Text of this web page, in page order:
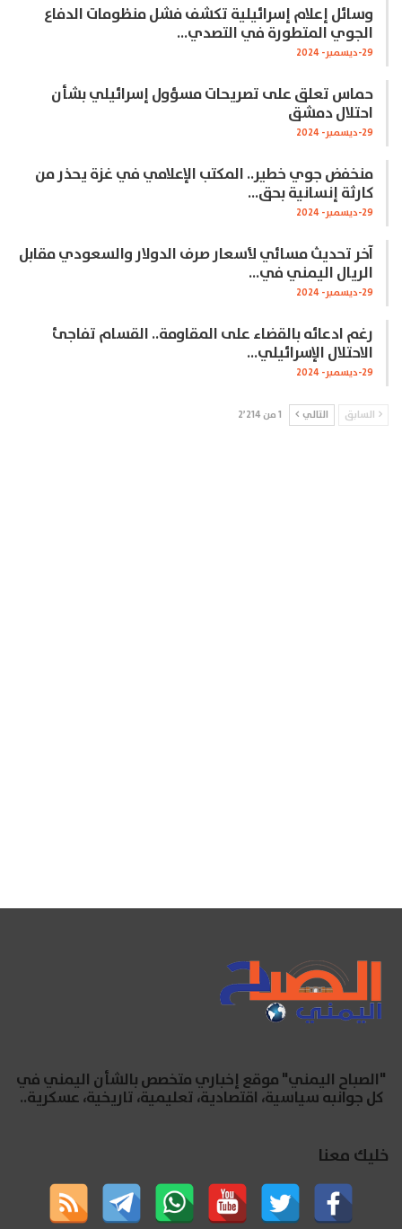
وسائل إعلام إسرائيلية تكشف فشل منظومات الدفاع
الجوي المتطورة في التصدي…
29-ديسمبر- 2024
حماس تعلق على تصريحات مسؤول إسرائيلي بشأن
احتلال دمشق
29-ديسمبر- 2024
منخفض جوي خطير.. المكتب الإعلامي في غزة يحذر من
كارثة إنسانية بحق…
29-ديسمبر- 2024
آخر تحديث مسائي لأسعار صرف الدولار والسعودي مقابل
الريال اليمني في…
29-ديسمبر- 2024
رغم ادعائه بالقضاء على المقاومة.. القسام تفاجئ
الاحتلال الإسرائيلي…
29-ديسمبر- 2024
السابق التالي 1 من 2٬214
"الصباح اليمني" موقع إخباري متخصص بالشأن اليمني في
كل جوانبه سياسية، اقتصادية، تعليمية، تاريخية، عسكرية..
خليك معنا